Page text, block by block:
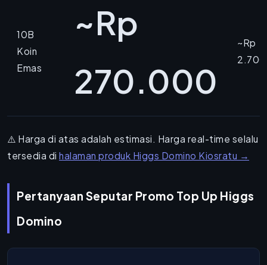
10B
Koin
Emas
~Rp
270.000
~Rp
2.700
⚠️ Harga di atas adalah estimasi. Harga real-time selalu
tersedia di halaman produk Higgs Domino Kiosratu →
Pertanyaan Seputar Promo Top Up Higgs
Domino